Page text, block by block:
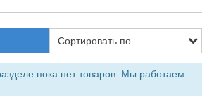
пока нет товаров. Мы работаем